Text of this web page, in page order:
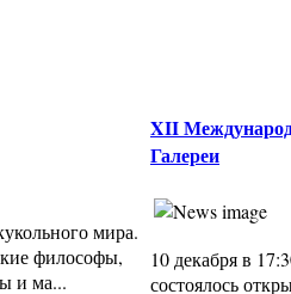
мира.
философы,
и ма...
XII
Галереи
10 декабря в
состоялось